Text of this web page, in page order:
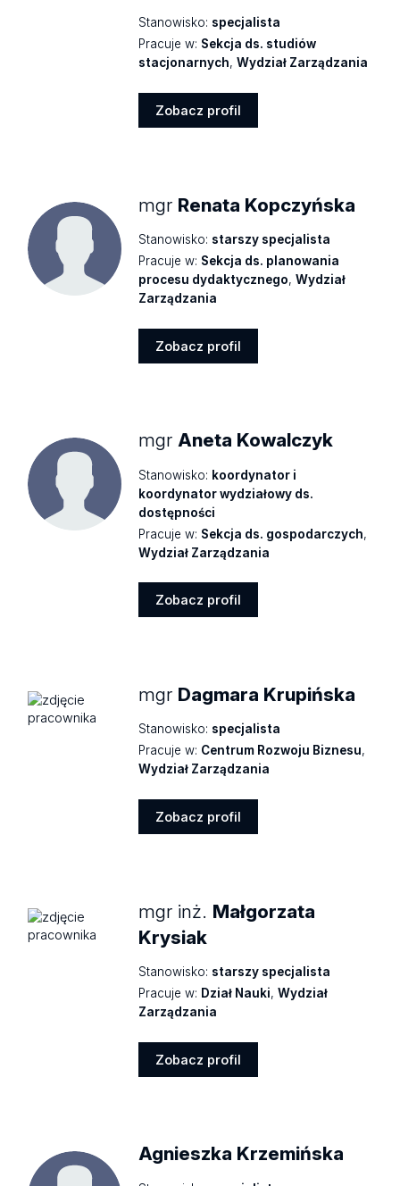
Stanowisko: specjalista
Pracuje w: Sekcja ds. studiów
stacjonarnych,Wydział Zarządzania
Zobacz profil
mgr Renata Kopczyńska
Stanowisko: starszy specjalista
Pracuje w: Sekcja ds. planowania
procesu dydaktycznego,Wydział
Zarządzania
Zobacz profil
mgrAneta Kowalczyk
Stanowisko: koordynator i
koordynator wydziałowy ds.
dostępności
Pracuje w: Sekcja ds. gospodarczych,
Wydział Zarządzania
Zobacz profil
mgr Dagmara Krupińska
Stanowisko: specjalista
Pracuje w: Centrum Rozwoju Biznesu,
Wydział Zarządzania
Zobacz profil
mgr inż. Małgorzata
Krysiak
Stanowisko: starszy specjalista
Pracuje w: Dział Nauki,Wydział
Zarządzania
Zobacz profil
Agnieszka Krzemińska